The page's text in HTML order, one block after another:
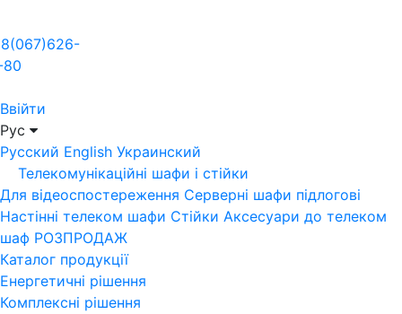
80
Ввійти
Рус
Русский English Украинский
Телекомунікаційні шафи і стійки
Для відеоспостереження Серверні шафи підлогові
Настінні телеком шафи Стійки Аксесуари до телеком
шаф РОЗПРОДАЖ
Каталог продукції
Енергетичні рішення
Комплексні рішення